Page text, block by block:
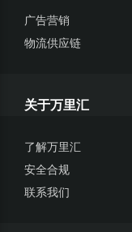
广告营销
物流供应链
关于万里汇
了解万里汇
安全合规
联系我们